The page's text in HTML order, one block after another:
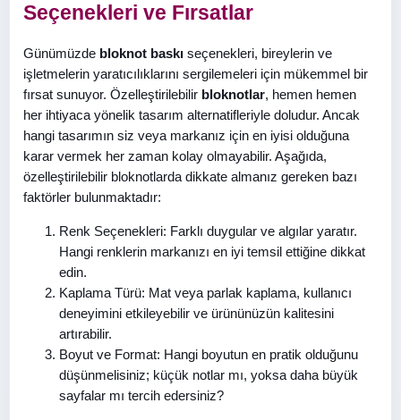
Seçenekleri ve Fırsatlar
Günümüzde bloknot baskı seçenekleri, bireylerin ve
işletmelerin yaratıcılıklarını sergilemeleri için mükemmel bir
fırsat sunuyor. Özelleştirilebilir bloknotlar, hemen hemen
her ihtiyaca yönelik tasarım alternatifleriyle doludur. Ancak
hangi tasarımın siz veya markanız için en iyisi olduğuna
karar vermek her zaman kolay olmayabilir. Aşağıda,
özelleştirilebilir bloknotlarda dikkate almanız gereken bazı
faktörler bulunmaktadır:
Renk Seçenekleri: Farklı duygular ve algılar yaratır.
Hangi renklerin markanızı en iyi temsil ettiğine dikkat
edin.
Kaplama Türü: Mat veya parlak kaplama, kullanıcı
deneyimini etkileyebilir ve ürününüzün kalitesini
artırabilir.
Boyut ve Format: Hangi boyutun en pratik olduğunu
düşünmelisiniz; küçük notlar mı, yoksa daha büyük
sayfalar mı tercih edersiniz?